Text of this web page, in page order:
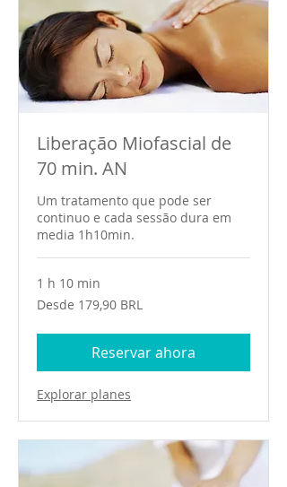
Liberação Miofascial de
70 min. AN
Um tratamento que pode ser
continuo e cada sessão dura em
media 1h10min.
1 h 10 min
Desde
179,90
Desde 179,90 BRL
Reservar ahora
Explorar planes